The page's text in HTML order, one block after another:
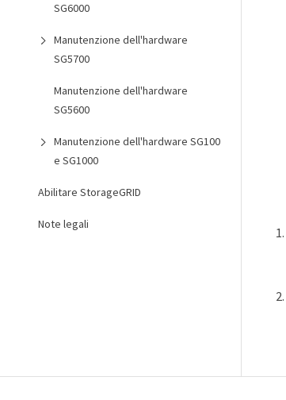
SG6000
Manutenzione dell'hardware
SG5700
Manutenzione dell'hardware
SG5600
Manutenzione dell'hardware SG100
e SG1000
Abilitare StorageGRID
Note legali